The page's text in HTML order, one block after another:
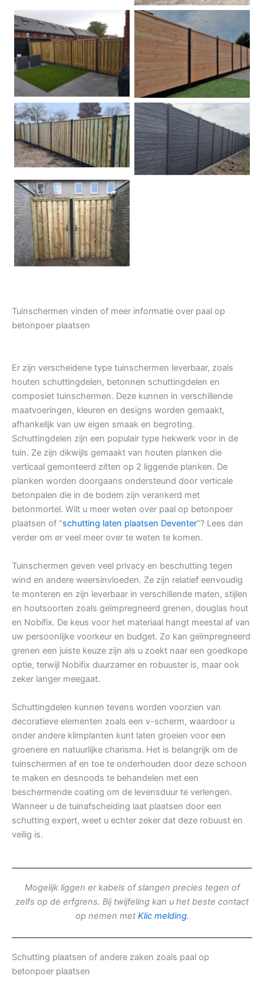
Betonpalen schutting Douglas
Hout beton schuttingen Rots motief antraciet
Tuindeur grenen
Tuinschermen vinden of meer informatie over paal op
betonpoer plaatsen
Er zijn verscheidene type tuinschermen leverbaar, zoals
houten schuttingdelen, betonnen schuttingdelen en
composiet tuinschermen. Deze kunnen in verschillende
maatvoeringen, kleuren en designs worden gemaakt,
afhankelijk van uw eigen smaak en begroting.
Schuttingdelen zijn een populair type hekwerk voor in de
tuin. Ze zijn dikwijls gemaakt van houten planken die
verticaal gemonteerd zitten op 2 liggende planken. De
planken worden doorgaans ondersteund door verticale
betonpalen die in de bodem zijn verankerd met
betonmortel. Wilt u meer weten over paal op betonpoer
plaatsen of “schutting laten plaatsen Deventer“? Lees dan
verder om er veel meer over te weten te komen.
Tuinschermen geven veel privacy en beschutting tegen
wind en andere weersinvloeden. Ze zijn relatief eenvoudig
te monteren en zijn leverbaar in verschillende maten, stijlen
en houtsoorten zoals geïmpregneerd grenen, douglas hout
en Nobifix. De keus voor het materiaal hangt meestal af van
uw persoonlijke voorkeur en budget. Zo kan geïmpregneerd
grenen een juiste keuze zijn als u zoekt naar een goedkope
optie, terwijl Nobifix duurzamer en robuuster is, maar ook
zeker langer meegaat.
Schuttingdelen kunnen tevens worden voorzien van
decoratieve elementen zoals een v-scherm, waardoor u
onder andere klimplanten kunt laten groeien voor een
groenere en natuurlijke charisma. Het is belangrijk om de
tuinschermen af en toe te onderhouden door deze schoon
te maken en desnoods te behandelen met een
beschermende coating om de levensduur te verlengen.
Wanneer u de tuinafscheiding laat plaatsen door een
schutting expert, weet u echter zeker dat deze robuust en
veilig is.
Mogelijk liggen er kabels of slangen precies tegen of
zelfs op de erfgrens. Bij twijfeling kan u het beste contact
op nemen met Klic melding.
Schutting plaatsen of andere zaken zoals paal op
betonpoer plaatsen